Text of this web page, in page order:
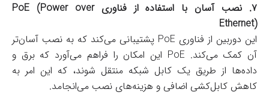
۷. نصب آسان با استفاده از فناوری PoE (Power over
Ethernet)
این دوربین از فناوری PoE پشتیبانی می‌کند که به نصب آسان‌تر
آن کمک می‌کند. PoE این امکان را فراهم می‌آورد که برق و
داده‌ها از طریق یک کابل شبکه منتقل شوند، که این امر به
کاهش کابل‌کشی اضافی و هزینه‌های نصب می‌انجامد.